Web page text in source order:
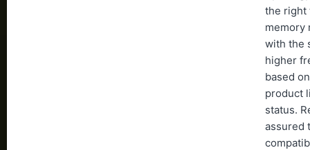
the right
memory
with the
higher
based
product
status.
assured